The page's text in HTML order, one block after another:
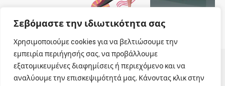
Σεβόμαστε την ιδιωτικότητα σας
Χρησιμοποιούμε cookies για να βελτιώσουμε την
εμπειρία περιήγησής σας, να προβάλλουμε
εξατομικευμένες διαφημίσεις ή περιεχόμενο και να
αναλύουμε την επισκεψιμότητά μας. Κάνοντας κλικ στην
© 2026 Dailypharmanews. Designed byDailypharmanews